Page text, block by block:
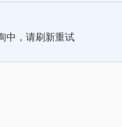
中，请刷新重试